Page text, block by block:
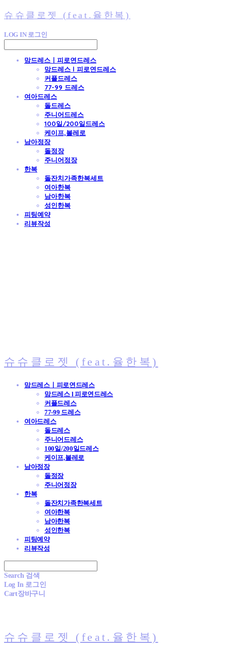
슈슈클로젯 (feat.율한복)
LOG IN 로그인
맘드레스ㅣ피로연드레스
맘드레스 l 피로연드레스
커플드레스
77-99 드레스
여아드레스
돌드레스
주니어드레스
100일/200일드레스
케이프,볼레로
남아정장
돌정장
주니어정장
한복
돌잔치가족한복세트
여아한복
남아한복
성인한복
피팅예약
리뷰작성
슈슈클로젯 (feat.율한복)
맘드레스ㅣ피로연드레스
맘드레스 l 피로연드레스
커플드레스
77-99 드레스
여아드레스
돌드레스
주니어드레스
100일/200일드레스
케이프,볼레로
남아정장
돌정장
주니어정장
한복
돌잔치가족한복세트
여아한복
남아한복
성인한복
피팅예약
리뷰작성
Search 검색
Log In 로그인
Cart장바구니
슈슈클로젯 (feat.율한복)